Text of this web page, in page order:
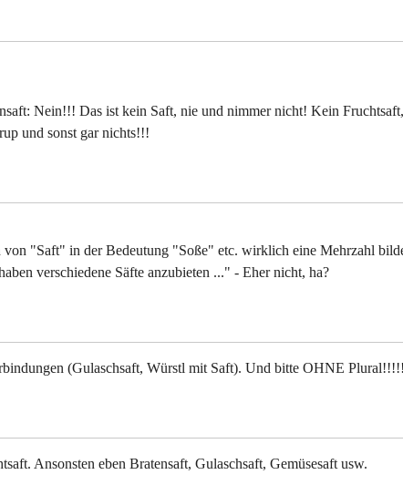
Nein!!! Das ist kein Saft, nie und nimmer nicht! Kein Fruchtsaft,
und sonst gar nichts!!!
"Saft" in der Bedeutung "Soße" etc. wirklich eine Mehrzahl
verschiedene Säfte anzubieten ..." - Eher nicht, ha?
(Gulaschsaft, Würstl mit Saft). Und bitte OHNE
Ansonsten eben Bratensaft, Gulaschsaft, Gemüsesaft usw.